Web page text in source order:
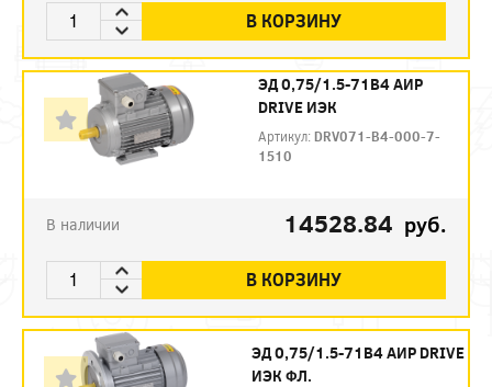
В КОРЗИНУ
ЭД 0,75/1.5-71В4 АИР
DRIVE ИЭК
Артикул:DRV071-B4-000-7-
1510
В наличии 14528.84 руб.
В КОРЗИНУ
ЭД 0,75/1.5-71В4 АИР DRIVE
ИЭК ФЛ.